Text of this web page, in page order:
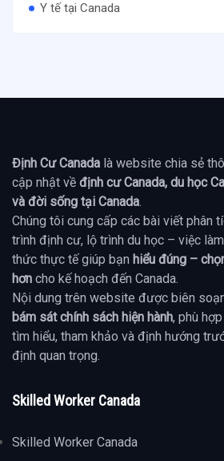
Y tế tại Canada
Định Cư Canada là website chia sẻ
cập nhật về định cư Canada, du học
và đời sống tại Canada.
Chúng tôi cung cấp các bài viết phân
trình định cư, lộ trình du học – việc
thức thực tế giúp bạn hiểu đúng –
hơn cho kế hoạch đến Canada.
Nội dung trên website được biên
bám sát chính sách hiện hành, phù
tìm hiểu, tham khảo và định hướng
định quan trọng.
Skilled Worker Canada
Skilled Worker Canada